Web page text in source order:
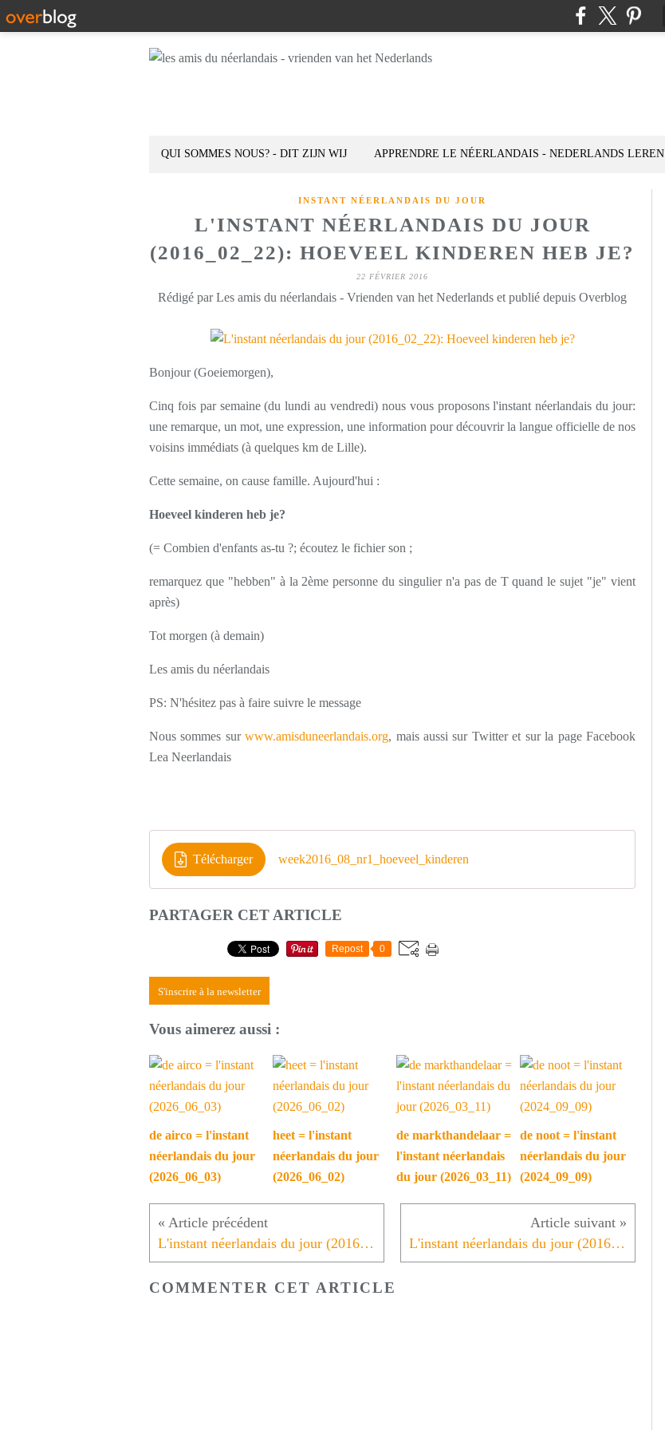
QUI SOMMES NOUS? - DIT ZIJN WIJ APPRENDRE LE NÉERLANDAIS - NEDERLANDS LEREN
INSTANT NÉERLANDAIS DU JOUR
L'INSTANT NÉERLANDAIS DU JOUR
(2016_02_22): HOEVEEL KINDEREN HEB JE?
22 FÉVRIER 2016
Rédigé par Les amis du néerlandais - Vrienden van het Nederlands et publié depuis Overblog
Bonjour (Goeiemorgen),
Cinq fois par semaine (du lundi au vendredi) nous vous proposons l'instant néerlandais du jour:
une remarque, un mot, une expression, une information pour découvrir la langue officielle de nos
voisins immédiats (à quelques km de Lille).
Cette semaine, on cause famille. Aujourd'hui :
Hoeveel kinderen heb je?
(= Combien d'enfants as-tu ?; écoutez le fichier son ;
remarquez que "hebben" à la 2ème personne du singulier n'a pas de T quand le sujet "je" vient
après)
Tot morgen (à demain)
Les amis du néerlandais
PS: N'hésitez pas à faire suivre le message
Nous sommes surwww.amisduneerlandais.org, mais aussi sur Twitter et sur la page Facebook
Lea Neerlandais
Télécharger week2016_08_nr1_hoeveel_kinderen
PARTAGER CET ARTICLE
Repost 0
S'inscrire à la newsletter
Vous aimerez aussi :
de airco = l'instant
néerlandais du jour
(2026_06_03)
heet = l'instant
néerlandais du jour
(2026_06_02)
de markthandelaar =
l'instant néerlandais
du jour (2026_03_11)
de noot = l'instant
néerlandais du jour
(2024_09_09)
L'instant néerlandais du jour (2016_02_19): Dames en heren L'instant néerlandais du jour (2016_02_23): ik heb 3 kinderen: 2 dochters en 1 zoon
COMMENTER CET ARTICLE